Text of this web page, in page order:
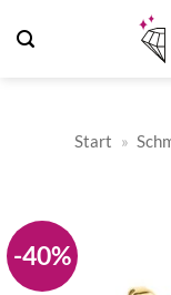
Inhalt
Start »
-40%